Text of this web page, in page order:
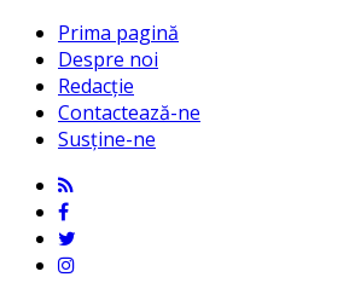
Prima pagină
Despre noi
Redacție
Contactează-ne
Susține-ne